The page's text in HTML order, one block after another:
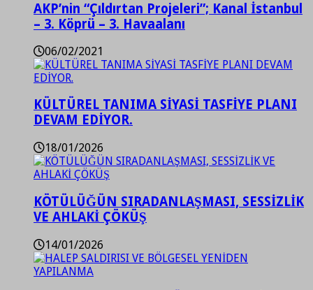
AKP’nin “Çıldırtan Projeleri”; Kanal İstanbul
– 3. Köprü – 3. Havaalanı
06/02/2021
KÜLTÜREL TANIMA SİYASİ TASFİYE PLANI
DEVAM EDİYOR.
18/01/2026
KÖTÜLÜĞÜN SIRADANLAŞMASI, SESSİZLİK
VE AHLAKİ ÇÖKÜŞ
14/01/2026